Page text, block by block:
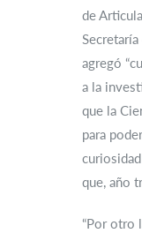
de
agregó
a la
que la
para
que, año
“Por otro